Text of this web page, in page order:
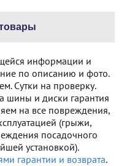
информации и
по описанию и фото.
Сутки на проверку.
шины и диски гарантия
на все повреждения,
(грыжи,
посадочного
установкой).
гарантии и возврата.